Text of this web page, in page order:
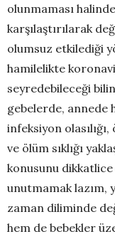
olunmaması
karşılaştırılarak
olumsuz etkilediği
hamilelikte
seyredebileceği
gebelerde, annede
infeksiyon
ve ölüm sıklığı
konusunu
unutmamak lazım,
zaman diliminde
hem de bebekler